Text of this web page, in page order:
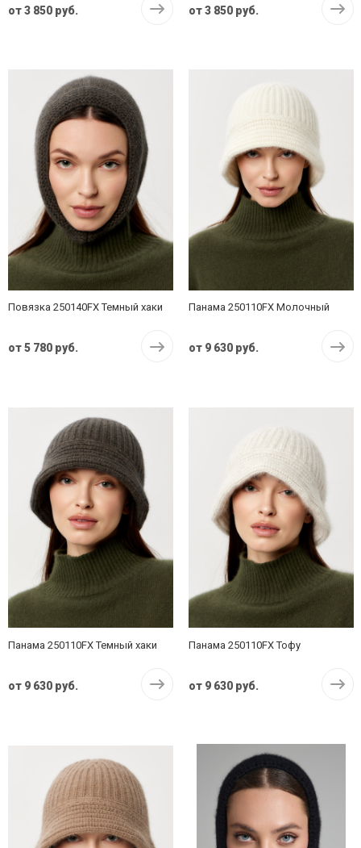
от3 850 руб. от3 850 руб.
Повязка 250140FX Темный хаки
от5 780 руб.
Панама 250110FX Молочный
от 9 630 руб.
Панама 250110FX Темный хаки
от 9 630 руб.
Панама 250110FX Тофу
от 9 630 руб.